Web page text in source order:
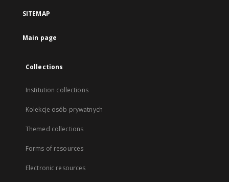
SITEMAP
Main page
Collections
Institution collections
Kolekcje osób prywatnych
Themed collections
Forms of resources
Electronic resources